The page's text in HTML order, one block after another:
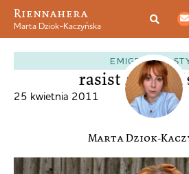
Riennahera
Marta Dziok-Kaczyńska
EMIGRACJA,
rasistowska
25 kwietnia 2011
Marta Dziok-